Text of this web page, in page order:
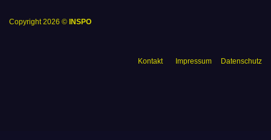
Copyright 2026 © INSPO
Kontakt Impressum Datenschutz